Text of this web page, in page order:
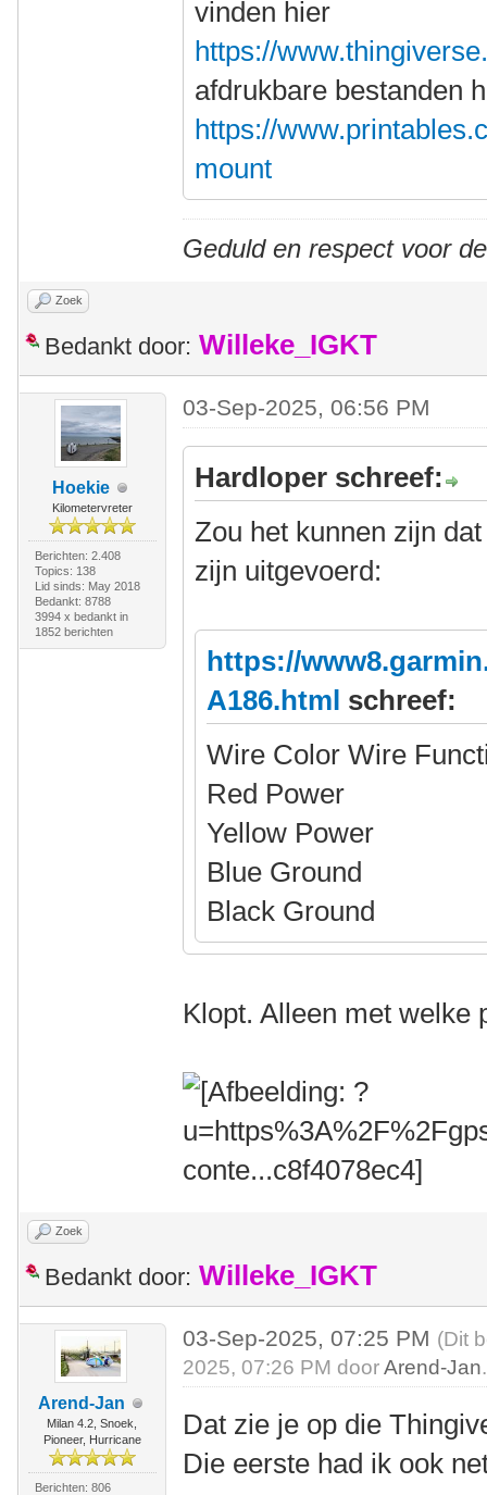
vinden hier
https://
afdrukbare bestanden
https://
mount
Geduld en respect voor
Zoek
Bedankt door: Willeke_IGKT
Hoekie
Kilometervreter
Berichten: 2.408
Topics: 138
Lid sinds: May 2018
Bedankt: 8788
3994 x bedankt in
1852 berichten
03-Sep-2025, 06:56 PM
Hardloper schreef:
Zou het kunnen zijn
zijn uitgevoerd:
https://
A186.html schreef:
Wire Color Wire
Red Power
Yellow Power
Blue Ground
Black Ground
Klopt. Alleen met welke
Zoek
Bedankt door: Willeke_IGKT
Arend-Jan
Milan 4.2, Snoek,
Pioneer, Hurricane
Berichten: 806
03-Sep-2025, 07:25 PM (Dit
2025, 07:26 PM doorArend-Jan
Dat zie je op die
Die eerste had ik ook